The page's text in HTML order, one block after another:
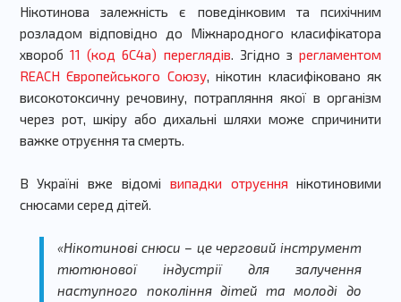
Нікотинова залежність є поведінковим та психічним
розладом відповідно до Міжнародного класифікатора
хвороб 11 (код 6С4а) переглядів. Згідно зрегламентом
REACH Європейського Союзу, нікотин класифіковано як
високотоксичну речовину, потрапляння якої в організм
через рот, шкіру або дихальні шляхи може спричинити
важке отруєння та смерть.
В Україні вже відомі випадки отруєння нікотиновими
снюсами серед дітей.
«Нікотинові снюси – це черговий інструмент
тютюнової індустрії для залучення
наступного покоління дітей та молоді до